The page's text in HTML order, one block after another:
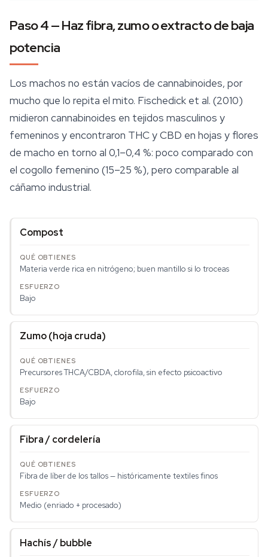
Paso 4 — Haz fibra, zumo o extracto de baja
potencia
Los machos no están vacíos de cannabinoides, por
mucho que lo repita el mito. Fischedick et al. (2010)
midieron cannabinoides en tejidos masculinos y
femeninos y encontraron THC y CBD en hojas y flores
de macho en torno al 0,1–0,4 %: poco comparado con
el cogollo femenino (15–25 %), pero comparable al
cáñamo industrial.
Compost
Materia verde rica en nitrógeno; buen mantillo si lo troceas
Bajo
Zumo (hoja cruda)
Precursores THCA/CBDA, clorofila, sin efecto psicoactivo
Bajo
Fibra / cordelería
Fibra de líber de los tallos — históricamente textiles finos
Medio (enriado + procesado)
Hachís / bubble